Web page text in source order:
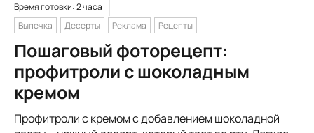
Время готовки: 2 часа
Выпечка
Десерты Реклама Рецепты
Пошаговый фоторецепт:
профитроли с шоколадным
кремом
Профитроли с кремом с добавлением шоколадной